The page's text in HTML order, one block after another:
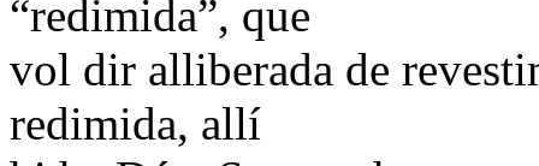
“redimida”, que
vol dir alliberada de
redimida, allí